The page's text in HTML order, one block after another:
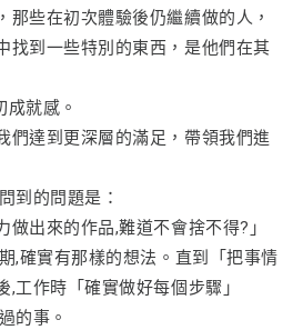
那些在初次體驗後仍繼續做的人，
找到一些特別的東西，是他們在其
就感。
們達到更深層的滿足，帶領我們進
到的問題是：
做出來的作品,難道不會捨不得?」
,確實有那樣的想法。直到「把事情
工作時「確實做好每個步驟」
的事。